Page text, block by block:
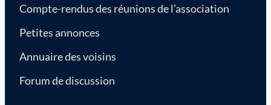
Compte-rendus des réunions de l’association
Petites annonces
Annuaire des voisins
Forum de discussion